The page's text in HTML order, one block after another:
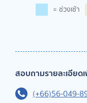
= ช่วงเช้า
สอบถามรายละเอียด
(+66)56-049-